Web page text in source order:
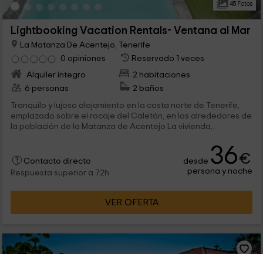
45 Fotos
Lightbooking Vacation Rentals- Ventana al Mar
La Matanza De Acentejo, Tenerife
0 opiniones
Reservado 1 veces
Alquiler íntegro
2 habitaciones
6 personas
2 baños
Tranquilo y lujoso alojamiento en la costa norte de Tenerife,
emplazado sobre el rocaje del Caletón, en los alrededores de
la población de la Matanza de Acentejo La vivienda,...
Contacto directo
Respuesta superior a 72h
desde 36€
persona y noche
VER OFERTA